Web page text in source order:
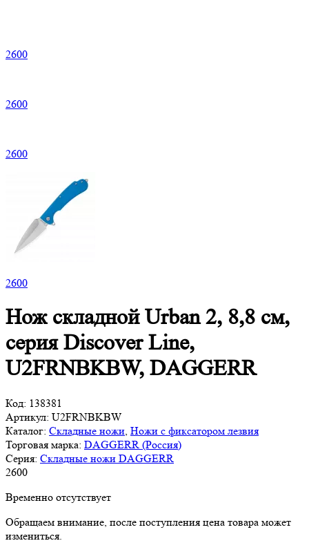
2600
2600
2600
2600
Нож складной Urban 2, 8,8 см,
серия Discover Line,
U2FRNBKBW, DAGGERR
Код: 138381
Артикул: U2FRNBKBW
Каталог: Складные ножи Ножи с фиксатором лезвия
Торговая марка: DAGGERR (Россия)
Серия: Складные ножи DAGGERR
2600
Временно отсутствует
Обращаем внимание, после поступления цена товара может
измениться.